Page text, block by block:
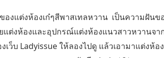
องแต่งห้องเก๋ๆสีพาสเทลหวาน เป็นความฝัน
แต่งห้องและอุปกรณ์แต่งห้องแนวสาวหวานจา
เว็บ Ladyissue ให้ลองไปดู แล้วเอามาแต่งห้